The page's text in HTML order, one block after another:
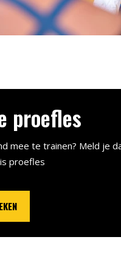
proefles
mee te trainen? Meld je
proefles